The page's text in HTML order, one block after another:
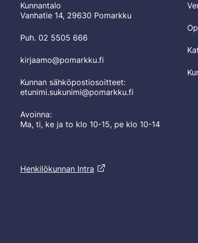
Kunnantalo
Vanhatie 14, 29630 Pomarkku
Puh. 02 5505 666
kirjaamo@pomarkku.fi
Kunnan sähköpostiosoitteet:
etunimi.sukunimi@pomarkku.fi
Avoinna:
Ma, ti, ke ja to klo 10-15, pe klo 10-14
Henkilökunnan Intra